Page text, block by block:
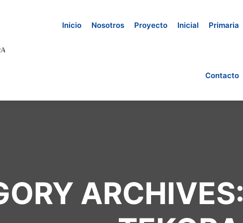
Inicio Nosotros Proyecto Inicial Primaria
Contacto
ARCHIVES: